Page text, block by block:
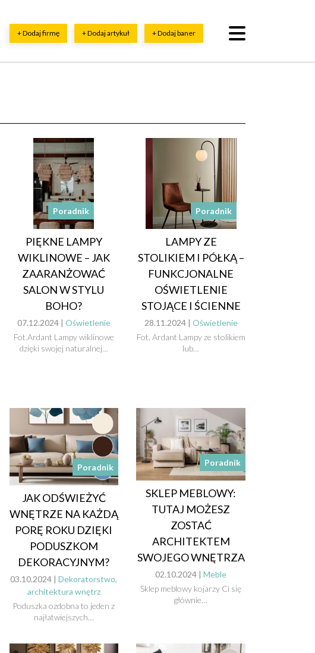
+ Dodaj firmę + Dodaj artykuł + Dodaj baner
Poradnik
PIĘKNE LAMPY
WIKLINOWE – JAK
ZAARANŻOWAĆ
SALON W STYLU
BOHO?
07.12.2024 | Oświetlenie
Fot.Ardant Lampy wiklinowe
dzięki swojej naturalnej…
Poradnik
LAMPY ZE
STOLIKIEM I PÓŁKĄ –
FUNKCJONALNE
OŚWIETLENIE
STOJĄCE I ŚCIENNE
28.11.2024 | Oświetlenie
Fot. Ardant Lampy ze stolikiem
lub…
Poradnik
JAK ODŚWIEŻYĆ
WNĘTRZE NA KAŻDĄ
PORĘ ROKU DZIĘKI
PODUSZKOM
DEKORACYJNYM?
03.10.2024 |Dekoratorstwo,
architektura wnętrz
Poduszka ozdobna to jeden z
najłatwiejszych…
Poradnik
SKLEP MEBLOWY:
TUTAJ MOŻESZ
ZOSTAĆ
ARCHITEKTEM
SWOJEGO WNĘTRZA
02.10.2024 |Meble
Sklep meblowy kojarzy Ci się
głównie…